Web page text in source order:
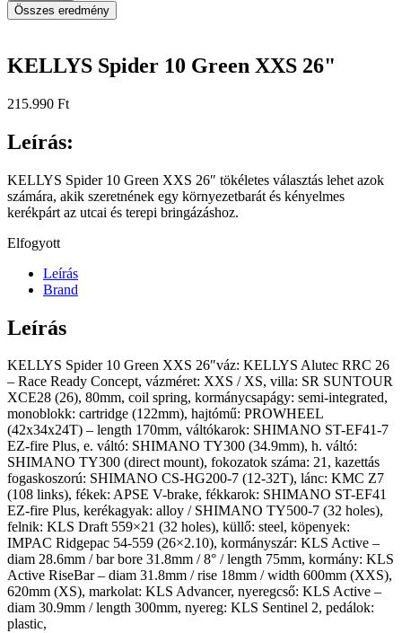
Összes eredmény
KELLYS Spider 10 Green XXS 26"
215.990 Ft
Leírás:
KELLYS Spider 10 Green XXS 26″ tökéletes választás lehet azok
számára, akik szeretnének egy környezetbarát és kényelmes
kerékpárt az utcai és terepi bringázáshoz.
Elfogyott
Leírás
Brand
Leírás
KELLYS Spider 10 Green XXS 26″váz: KELLYS Alutec RRC 26
– Race Ready Concept, vázméret: XXS / XS, villa: SR SUNTOUR
XCE28 (26), 80mm, coil spring, kormánycsapágy: semi-integrated,
monoblokk: cartridge (122mm), hajtómű: PROWHEEL
(42x34x24T) – length 170mm, váltókarok: SHIMANO ST-EF41-7
EZ-fire Plus, e. váltó: SHIMANO TY300 (34.9mm), h. váltó:
SHIMANO TY300 (direct mount), fokozatok száma: 21, kazettás
fogaskoszorú: SHIMANO CS-HG200-7 (12-32T), lánc: KMC Z7
(108 links), fékek: APSE V-brake, fékkarok: SHIMANO ST-EF41
EZ-fire Plus, kerékagyak: alloy / SHIMANO TY500-7 (32 holes),
felnik: KLS Draft 559×21 (32 holes), küllő: steel, köpenyek:
IMPAC Ridgepac 54-559 (26×2.10), kormányszár: KLS Active –
diam 28.6mm / bar bore 31.8mm / 8° / length 75mm, kormány: KLS
Active RiseBar – diam 31.8mm / rise 18mm / width 600mm (XXS),
620mm (XS), markolat: KLS Advancer, nyeregcső: KLS Active –
diam 30.9mm / length 300mm, nyereg: KLS Sentinel 2, pedálok:
plastic,